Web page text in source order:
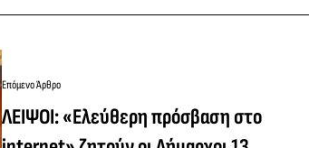
Επόμενο Άρθρο
ΛΕΙΨΟΙ: «Ελεύθερη πρόσβαση στο